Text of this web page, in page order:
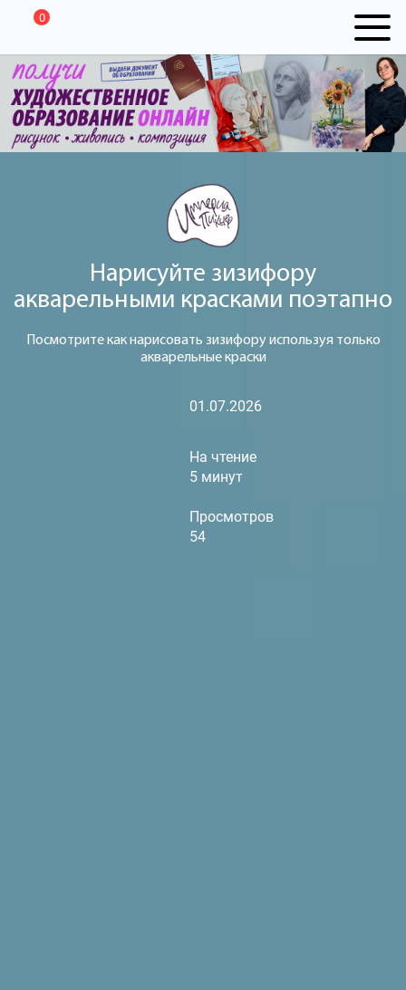
0
Нарисуйте зизифору
акварельными красками поэтапно
Посмотрите как нарисовать зизифору используя только
акварельные краски
01.07.2026
На чтение
5 минут
Просмотров
54